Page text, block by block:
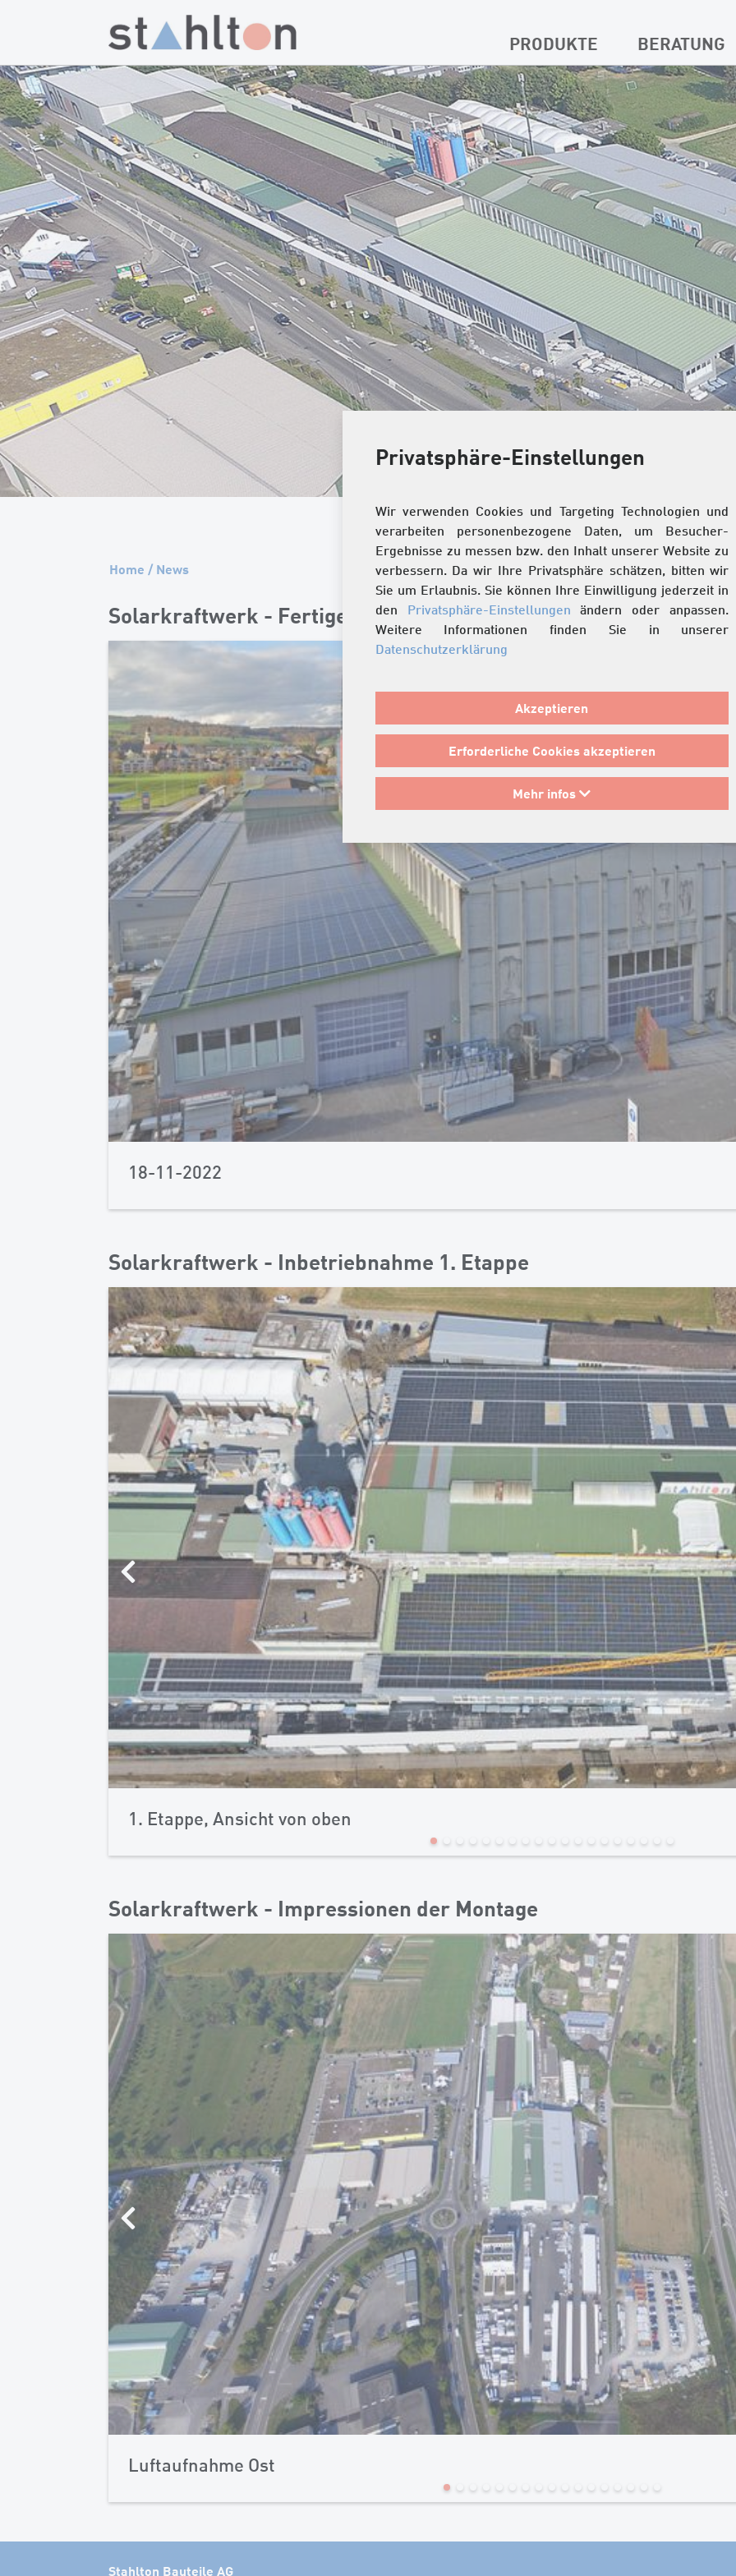
Privatsphäre-Einstellungen
Wir verwenden Cookies und Targeting Technologien und
verarbeiten personenbezogene Daten, um Besucher-
Ergebnisse zu messen bzw. den Inhalt unserer Website zu
verbessern. Da wir Ihre Privatsphäre schätzen, bitten wir
Sie um Erlaubnis. Sie können Ihre Einwilligung jederzeit in
den Privatsphäre-Einstellungen ändern oder anpassen.
Weitere Informationen finden Sie in unserer
Datenschutzerklärung
Akzeptieren
Erforderliche Cookies akzeptieren
Mehr infos
PRODUKTE BERATUNG
Home /News
Solarkraftwerk - Fertige Anlage in Betrieb (5'000 m2)
18-11-2022
Solarkraftwerk - Inbetriebnahme 1. Etappe
1. Etappe, Ansicht von oben
Solarkraftwerk - Impressionen der Montage
Luftaufnahme Ost
Stahlton Bauteile AG